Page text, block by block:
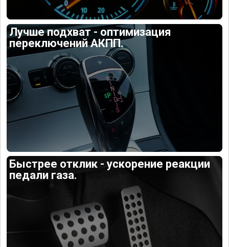
Лучше подхват - оптимизация
переключений АКПП.
Быстрее отклик - ускорение реакции
педали газа.